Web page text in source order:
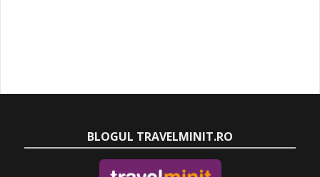
BLOGUL TRAVELMINIT.RO